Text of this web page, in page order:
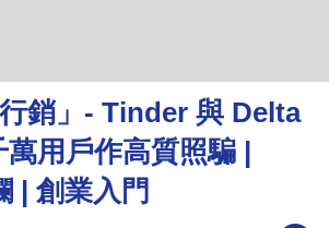
行銷」- Tinder 與 Delta
用戶作高質照騙 |
| 創業入門